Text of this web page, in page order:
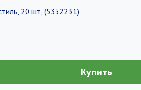
20 шт, (5352231)
Купить